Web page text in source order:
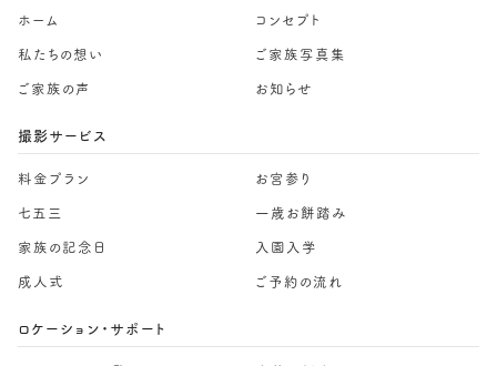
ホーム コンセプト
私たちの想い ご家族写真集
ご家族の声 お知らせ
撮影サービス
料金プラン お宮参り
七五三 一歳お餅踏み
家族の記念日 入園入学
成人式 ご予約の流れ
ロケーション・サポート